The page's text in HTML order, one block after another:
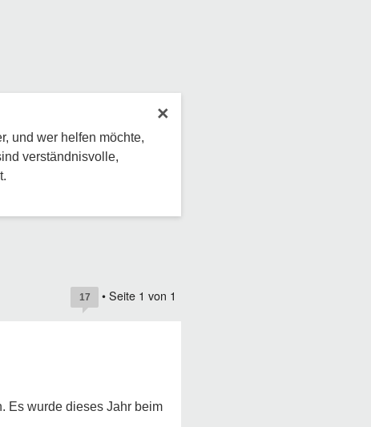
×
und wer helfen möchte,
verständnisvolle,
17 • Seite 1 von 1
Es wurde dieses Jahr beim